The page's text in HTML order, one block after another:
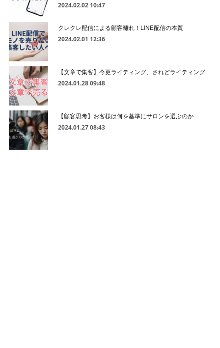
2024.02.02 10:47
クレクレ配信による顧客離れ！LINE配信の本質
2024.02.01 12:36
【文章で集客】今更ライティング、されどライティング
2024.01.28 09:48
【顧客思考】お客様は何を基準にサロンを選ぶのか
2024.01.27 08:43